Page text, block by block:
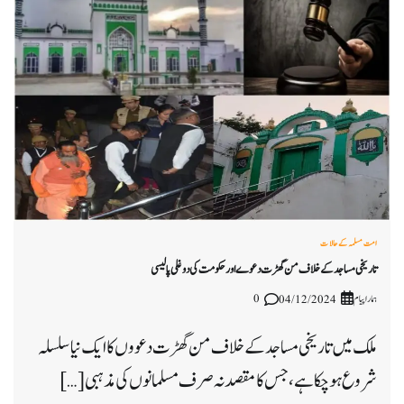
امت مسلمہ کے حالات
تاریخی مساجد کے خلاف من گھڑت دعوے اور حکومت کی دوغلی پالیسی
ہمارا پیام 04/12/2024
0
ملک میں تاریخی مساجد کے خلاف من گھڑت دعووں کا ایک نیا سلسلہ
شروع ہو چکا ہے، جس کا مقصد نہ صرف مسلمانوں کی مذہبی […]